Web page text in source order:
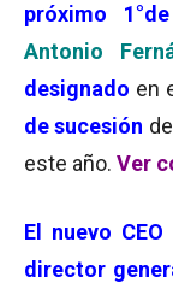
próximo
Antonio
designado en
de sucesión
este año. Ver
El nuevo CEO
director